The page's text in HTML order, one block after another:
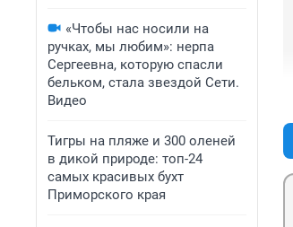
«Чтобы нас носили на
ручках, мы любим»: нерпа
Сергеевна, которую спасли
бельком, стала звездой Сети.
Видео
Тигры на пляже и 300 оленей
в дикой природе: топ-24
самых красивых бухт
Приморского края